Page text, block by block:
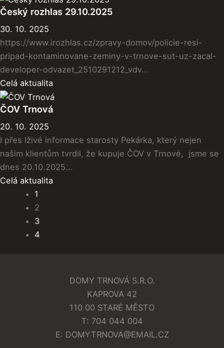
Český rozhlas 29.10.2025
30. 10. 2025
https://www.irozhlas.cz/zpravy-domov/policie-resi-
pripad-kontaminovane-zeminy-v-trnove-sut-uz-zacal-
developer-odvazet_2510291212_vdv...
Celá aktualita
ČOV Trnová
20. 10. 2025
I přes lživé informace starosty Pekárka, který nejen
našim klientům tvrdil, že kupuje ČOV v Trnové, jsme se
dnes 20.10.2025...
Celá aktualita
1
2
3
4
DOMY TRNOVÁ S.R.O.
KAPROVA 42
110 00 STARÉ MĚSTO
T: 704 044 004
E: DOMYTRNOVA@EMAIL.CZ